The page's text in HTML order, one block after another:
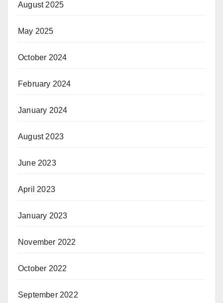
August 2025
May 2025
October 2024
February 2024
January 2024
August 2023
June 2023
April 2023
January 2023
November 2022
October 2022
September 2022